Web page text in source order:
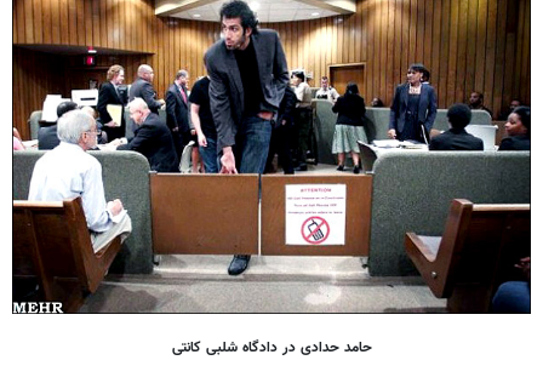
حامد حدادی در دادگاه شلبی کانتی